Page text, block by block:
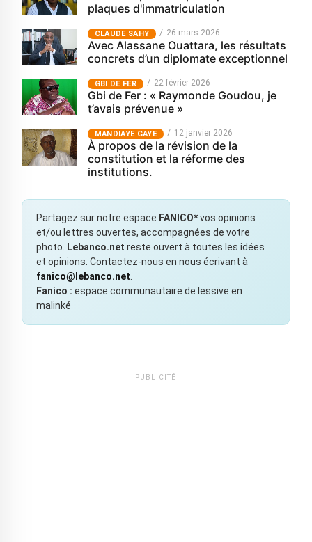
plaques d'immatriculation
CLAUDE SAHY 26 mars 2026
Avec Alassane Ouattara, les résultats
concrets d’un diplomate exceptionnel
GBI DE FER 22 février 2026
Gbi de Fer : « Raymonde Goudou, je
t’avais prévenue »
MANDIAYE GAYE 12 janvier 2026
À propos de la révision de la
constitution et la réforme des
institutions.
Partagez sur notre espace FANICO*vos opinions
et/ou lettres ouvertes, accompagnées de votre
photo.
Lebanco.net reste ouvert à toutes les idées
et opinions. Contactez-nous en nous écrivant à
fanico@lebanco.net
Fanico : espace communautaire de lessive en
malinké
PUBLICITÉ